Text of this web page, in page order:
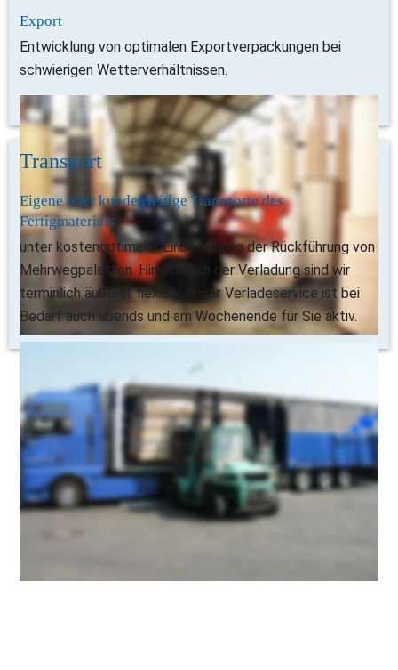
Export
Entwicklung von optimalen Exportverpackungen bei
schwierigen Wetterverhältnissen.
Transport
Eigene oder kundenseitige Transporte des
Fertigmaterials
unter kostenoptimaler Einbeziehung der Rückführung von
Mehrwegpaletten. Hinsichtlich der Verladung sind wir
terminlich äußerst flexibel, unser Verladeservice ist bei
Bedarf auch abends und am Wochenende für Sie aktiv.